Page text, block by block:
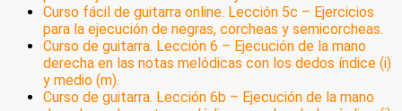
Curso fácil de guitarra online. Lección 5c – Ejercicios
para la ejecución de negras, corcheas y semicorcheas.
Curso de guitarra. Lección 6 – Ejecución de la mano
derecha en las notas melódicas con los dedos índice (i)
y medio (m).
Curso de guitarra. Lección 6b – Ejecución de la mano